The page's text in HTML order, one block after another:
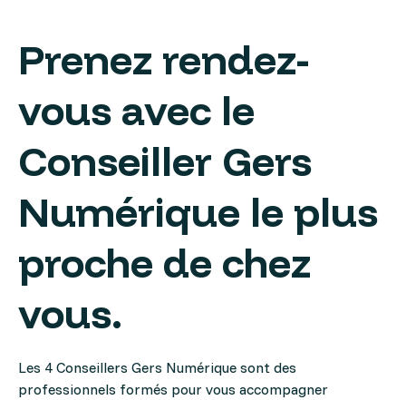
Prenez rendez-
vous avec le
Conseiller Gers
Numérique le plus
proche de chez
vous.
Les 4 Conseillers Gers Numérique sont des
professionnels formés pour vous accompagner